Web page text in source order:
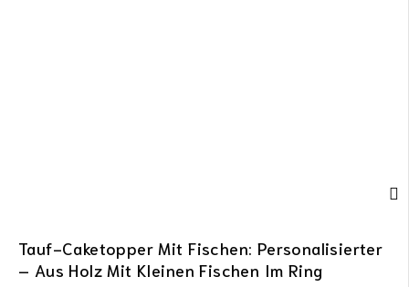
Tauf-Caketopper Mit Fischen: Personalisierter
– Aus Holz Mit Kleinen Fischen Im Ring